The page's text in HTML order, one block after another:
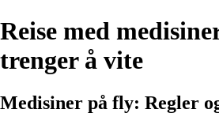
Reise med
trenger å vite
Medisiner på fly: Regler